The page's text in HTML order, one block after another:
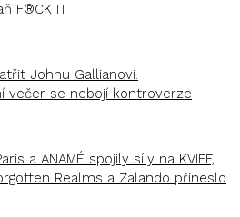
F®CK IT
Johnu Gallianovi.
večer se nebojí kontroverze
a ANAMÉ spojily síly na KVIFF,
Realms a Zalando přineslo